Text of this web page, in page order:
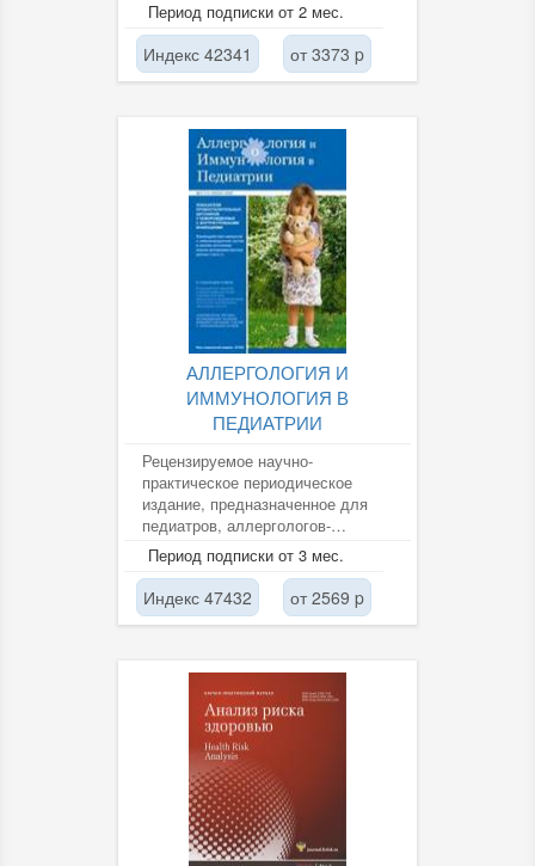
Период подписки от 2 мес.
Индекс 42341 от 3373 p
АЛЛЕРГОЛОГИЯ И
ИММУНОЛОГИЯ В
ПЕДИАТРИИ
Рецензируемое научно-
практическое периодическое
издание, предназначенное для
педиатров, аллергологов-
иммунологов, а также
специалистов разного...
Период подписки от 3 мес.
Индекс 47432 от 2569 p